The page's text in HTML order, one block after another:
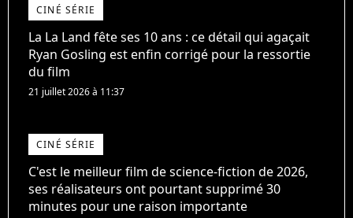
CINÉ SÉRIE
La La Land fête ses 10 ans : ce détail qui agaçait
Ryan Gosling est enfin corrigé pour la ressortie
du film
21 juillet 2026 à 11:37
CINÉ SÉRIE
C'est le meilleur film de science-fiction de 2026,
ses réalisateurs ont pourtant supprimé 30
minutes pour une raison importante